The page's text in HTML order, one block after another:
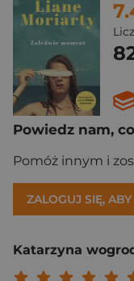
Powiedz nam,
Pomóż innym i
ZALOGUJ SIĘ,
Katarzyna
Twoja
Twoja
Twoja ocena:
Twoja ocena: